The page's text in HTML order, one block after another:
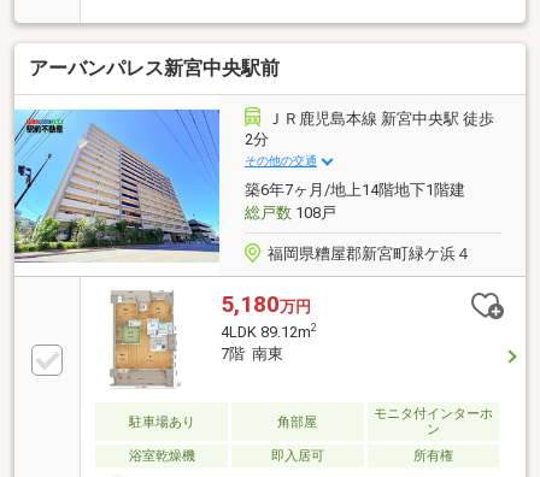
分】●天神まで車で【２２分】博多まで車で【２０
分】●スーパー【ハローデイ新宮店】徒歩【６分】
●【新宮小学校】 【和白丘中学校】●管理費【１０２
８０円】修繕費【１４２００円】●借入金額【２５８
０万円】金利【０．９７５％】返済期間【３５年】※
月々返済【７２，５２９円】返済期間【５０年】※
月々返済【５４，３４６円】●住宅ローン●資金計画●
税金関係●購入の流れを全て分かりやすくご説明いた
します。
アーバンパレス新宮中央駅前
ＪＲ鹿児島本線 新宮中央駅 徒歩
2分
その他の交通
築6年7ヶ月/地上14階地下1階建
総戸数108戸
福岡県糟屋郡新宮町緑ケ浜４
5,180万円
4LDK 89.12m2
7階 南東
駐車場あり 角部屋
モニタ付インターホ
ン
浴室乾燥機
即入居可 所有権